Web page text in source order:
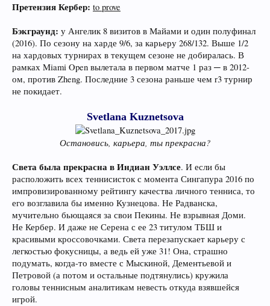
Претензия Кербер: to prove
Бэкграунд: у Ангелик 8 визитов в Майами и один полуфинал
(2016). По сезону на харде 9/6, за карьеру 268/132. Выше 1/2
на хардовых турнирах в текущем сезоне не добиралась. В
рамках Miami Open вылетала в первом матче 1 раз ─ в 2012-
ом, против Zheng. Последние 3 сезона раньше чем r3 турнир
не покидает.
Svetlana Kuznetsova
Остановись, карьера, ты прекрасна?
Света была прекрасна в Индиан Уэллсе. И если бы
расположить всех теннисисток с момента Сингапура 2016 по
импровизированному рейтингу качества личного тенниса, то
его возглавила бы именно Кузнецова. Не Радванска,
мучительно бьющаяся за свои Пекины. Не взрывная Доми.
Не Кербер. И даже не Серена с ее 23 титулом ТБШ и
красивыми кроссовочками. Света перезапускает карьеру с
легкостью фокусницы, а ведь ей уже 31! Она, страшно
подумать, когда-то вместе с Мыскиной, Дементьевой и
Петровой (а потом и остальные подтянулись) кружила
головы теннисным аналитикам невесть откуда взявшейся
игрой.